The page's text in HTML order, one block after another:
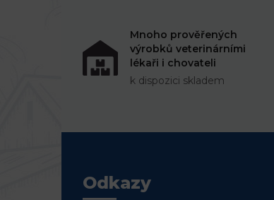
Mnoho prověřených
výrobků veterinárními
lékaři i chovateli
k dispozici skladem
Odkazy